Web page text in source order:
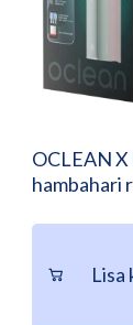
OCLEAN
hambahari
Lisa